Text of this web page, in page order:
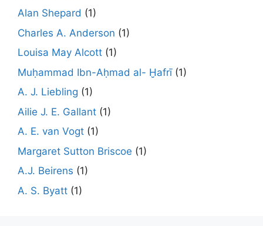
Alan Shepard (1)
Charles A. Anderson (1)
Louisa May Alcott (1)
Muḥammad Ibn-Aḥmad al- Ḫafrī(1)
A. J. Liebling (1)
Ailie J. E. Gallant (1)
A. E. van Vogt (1)
Margaret Sutton Briscoe (1)
A.J. Beirens (1)
A. S. Byatt (1)